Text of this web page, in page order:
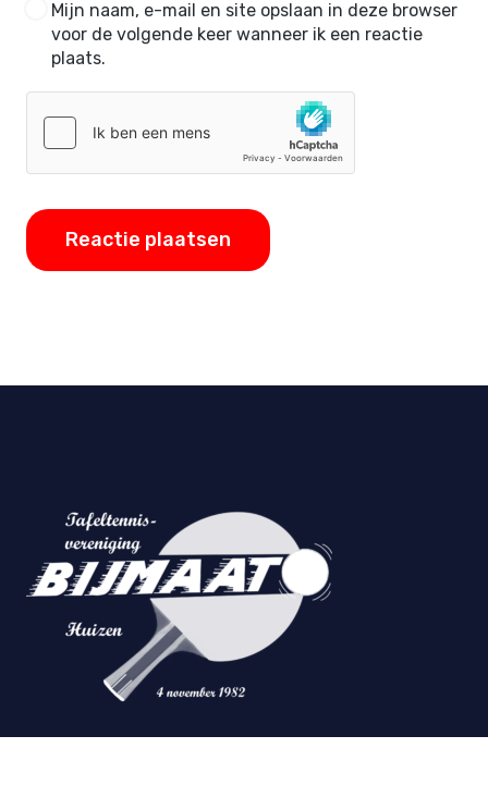
Mijn naam, e-mail en site opslaan in deze browser
voor de volgende keer wanneer ik een reactie
plaats.
Reactie plaatsen